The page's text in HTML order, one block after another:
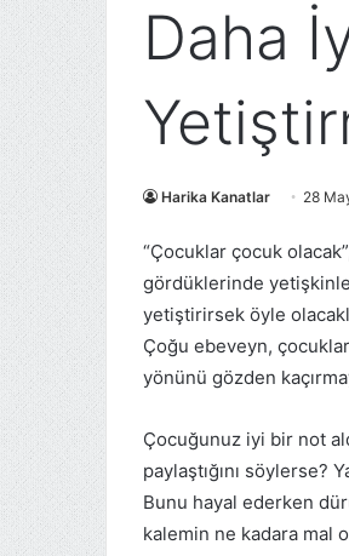
Daha
Harika Kanatlar 28
“Çocuklar çocuk
gördüklerinde
yetiştirirsek öyle
Çoğu ebeveyn,
yönünü gözden
Çocuğunuz iyi bir not
paylaştığını
Bunu hayal ederken
kalemin ne kadara mal